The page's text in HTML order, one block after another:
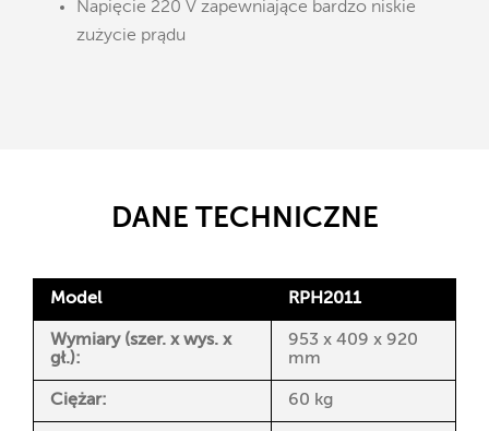
Napięcie 220 V zapewniające bardzo niskie
zużycie prądu
DANE TECHNICZNE
Model RPH2011
Wymiary (szer. x wys. x
gł.):
953 x 409 x 920
mm
Ciężar: 60 kg